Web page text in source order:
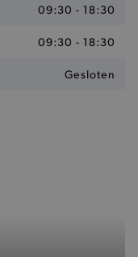
09:30 - 18:30
09:30 - 18:30
Gesloten